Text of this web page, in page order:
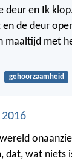
deur en Ik
de deur
maaltijd met
gehoorzaamheid
dat, wat niets